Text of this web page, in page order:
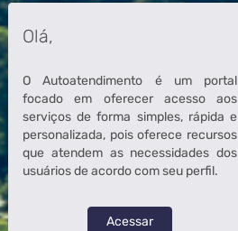
Olá,
O Autoatendimento é um portal
focado em oferecer acesso aos
serviços de forma simples, rápida e
personalizada, pois oferece recursos
que atendem as necessidades dos
usuários de acordo com seu perfil.
Acessar